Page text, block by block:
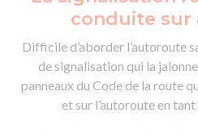
conduite
Difficile d’aborder l’autoroute
de signalisation qui la
panneaux du Code de la route
et sur l’autoroute en